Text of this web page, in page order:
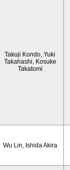
Takuji Kondo, Yuki
Takahashi, Kosuke
Takatomi
Wu Lin, Ishida Akira